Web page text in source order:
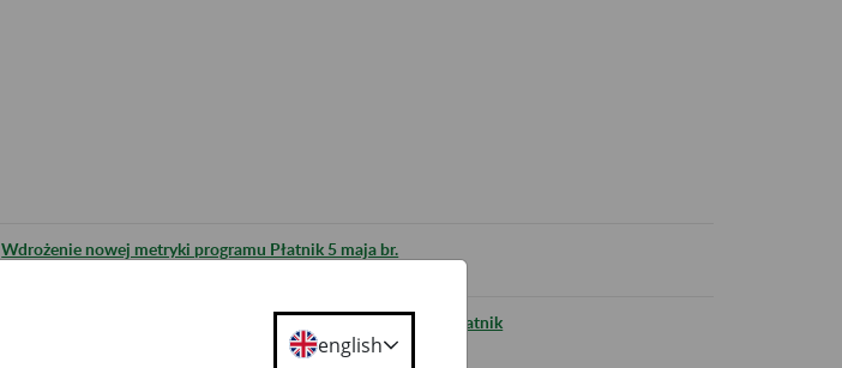
Wdrożenie nowej metryki programu Płatnik 5 maja br.
Informacje dla płatników składek korzystających z programu Płatnik
english